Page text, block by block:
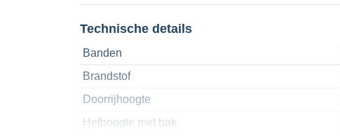
Technische details
Banden
Brandstof
Doorrijhoogte
Hefhoogte met bak